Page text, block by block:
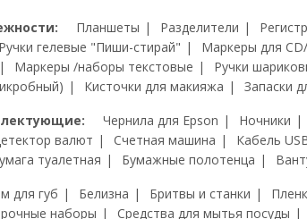
Планшеты Разделители
Ручки гелевые "Пиши-стирай" Маркеры для
Маркеры /наборы текстовые Ручки
Кисточки для макияжа Запаски
Чернила для Epson Ночники
валют Счетная машина Кабель
туалетная Бумажные полотенца
для губ Белизна Бритвы и станки
наборы
Средства для мытья посуды